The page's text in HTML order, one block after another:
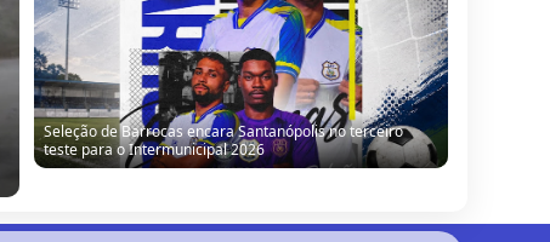
Seleção de Barrocas encara Santanópolis no terceiro
teste para o Intermunicipal 2026